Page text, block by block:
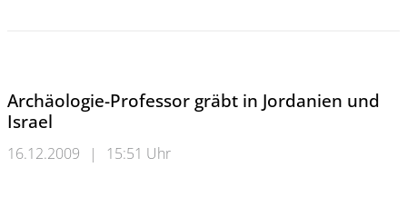
Archäologie-Professor gräbt in Jordanien und
Israel
16.12.2009 | 15:51 Uhr